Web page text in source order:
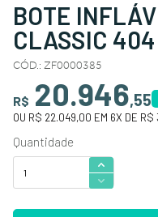
BOTE
CLASSIC 404
CÓD.: ZF0000385
R$ 20.946,55
OU R$ 22.049,00 EM 6X DE R$